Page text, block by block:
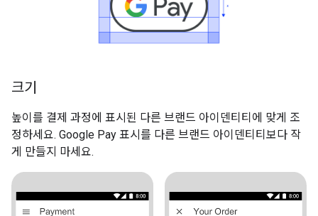
크기
높이를 결제 과정에 표시된 다른 브랜드 아이덴티티에 맞게 조
정하세요. Google Pay 표시를 다른 브랜드 아이덴티티보다 작
게 만들지 마세요.